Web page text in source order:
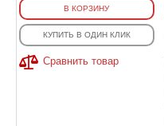
В КОРЗИНУ
КУПИТЬ В ОДИН КЛИК
Сравнить товар